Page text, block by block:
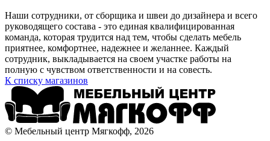
Наши сотрудники, от сборщика и швеи до дизайнера и всего
руководящего состава - это единая квалифицированная
команда, которая трудится над тем, чтобы сделать мебель
приятнее, комфортнее, надежнее и желаннее. Каждый
сотрудник, выкладывается на своем участке работы на
полную с чувством ответственности и на совесть.
К списку магазинов
© Мебельный центр Мягкофф, 2026